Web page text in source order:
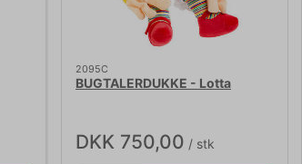
2095C
BUGTALERDUKKE - Lotta
DKK 750,00 / stk